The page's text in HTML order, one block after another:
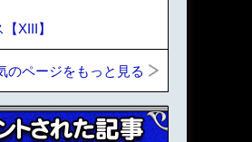
XIII】
のページをもっと見る